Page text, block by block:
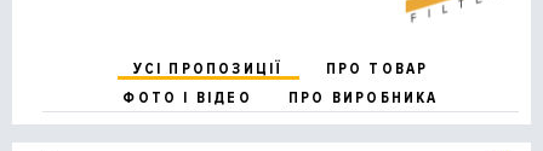
УСІ ПРОПОЗИЦІЇ
ПРО ТОВАР
ФОТО І ВІДЕО
ПРО ВИРОБНИКА